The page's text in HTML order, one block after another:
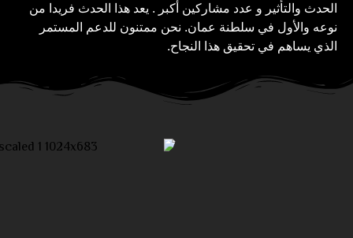
الحدث والتأثير و عدد مشاركين أكبر . يعد هذا الحدث فريدا من
نوعه والأول في سلطنة عمان. نحن ممتنون للدعم المستمر
الذي يساهم في تحقيق هذا النجاح.